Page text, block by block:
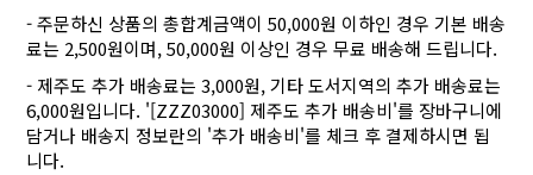
- 주문하신 상품의 총합계금액이 50,000원 이하인 경우 기본 배송
료는 2,500원이며, 50,000원 이상인 경우 무료 배송해 드립니다.
- 제주도 추가 배송료는 3,000원, 기타 도서지역의 추가 배송료는
6,000원입니다. '[ZZZ03000] 제주도 추가 배송비'를 장바구니에
담거나 배송지 정보란의 '추가 배송비'를 체크 후 결제하시면 됩
니다.